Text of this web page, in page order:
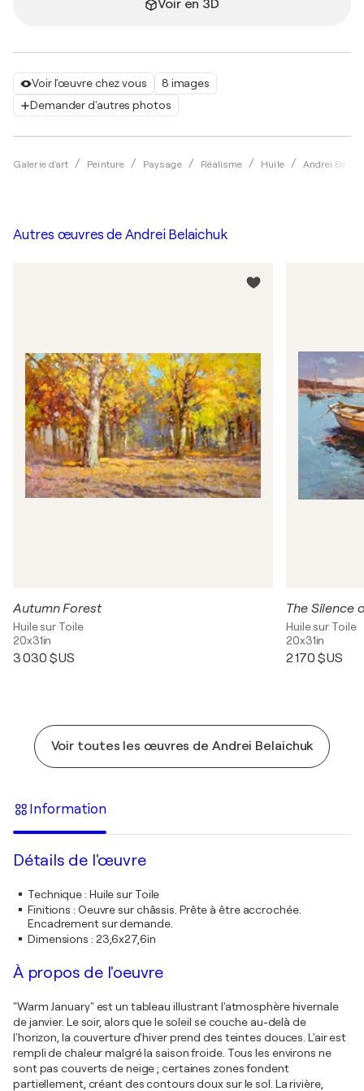
Voir l'œuvre chez vous
8 images
Demander d'autres photos
Galerie d'art Peinture Paysage Réalisme Huile Andrei
Voir en 3D
Autres œuvres de Andrei Belaichuk
Autumn Forest
Huile sur Toile
20x31in
3 030 $US
The Silence
Huile sur Toile
20x31in
2 170 $US
Voir toutes les œuvres de Andrei Belaichuk
Information
Détails de l'œuvre
Technique: Huile sur Toile
Finitions : Oeuvre sur châssis. Prête à être accrochée.
Encadrement sur demande.
Dimensions : 23,6x27,6in
À propos de l'oeuvre
"Warm January" est un tableau illustrant l'atmosphère hivernale
de janvier. Le soir, alors que le soleil se couche au-delà de
l'horizon, la couverture d'hiver prend des teintes douces. L'air est
rempli de chaleur malgré la saison froide. Tous les environs ne
sont pas couverts de neige ; certaines zones fondent
partiellement, créant des contours doux sur le sol. La rivière,